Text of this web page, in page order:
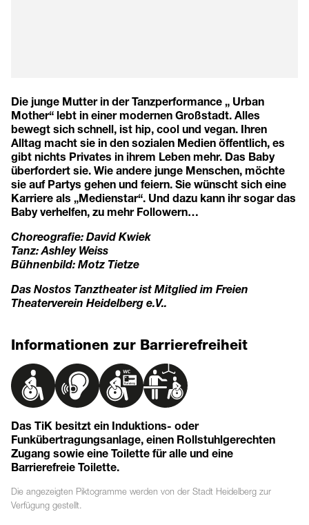
Die junge Mutter in der Tanzperformance „ Urban
Mother“ lebt in einer modernen Großstadt. Alles
bewegt sich schnell, ist hip, cool und vegan. Ihren
Alltag macht sie in den sozialen Medien öffentlich, es
gibt nichts Privates in ihrem Leben mehr. Das Baby
überfordert sie. Wie andere junge Menschen, möchte
sie auf Partys gehen und feiern. Sie wünscht sich eine
Karriere als „Medienstar“. Und dazu kann ihr sogar das
Baby verhelfen, zu mehr Followern…
Choreografie: David Kwiek
Tanz: Ashley Weiss
Bühnenbild: Motz Tietze
Das Nostos Tanztheater ist Mitglied im Freien
Theaterverein Heidelberg e.V..
Informationen zur Barrierefreiheit
Das TiK besitzt ein Induktions- oder
Funkübertragungsanlage, einen Rollstuhlgerechten
Zugang sowie eine Toilette für alle und eine
Barrierefreie Toilette.
Die angezeigten Piktogramme werden von der Stadt Heidelberg zur
Verfügung gestellt.